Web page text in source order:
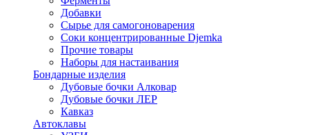
Добавки
Сырье для самогоноварения
Соки концентрированные Djemka
Прочие товары
Наборы для настаивания
Бондарные изделия
Дубовые бочки Алковар
Дубовые бочки ЛЕР
Кавказ
Автоклавы